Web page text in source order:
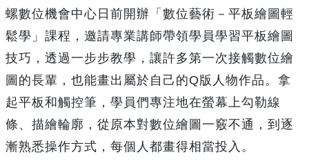
螺數位機會中心日前開辦「數位藝術－平板繪圖輕
鬆學」課程，邀請專業講師帶領學員學習平板繪圖
技巧，透過一步步教學，讓許多第一次接觸數位繪
圖的長輩，也能畫出屬於自己的Q版人物作品。拿
起平板和觸控筆，學員們專注地在螢幕上勾勒線
條、描繪輪廓，從原本對數位繪圖一竅不通，到逐
漸熟悉操作方式，每個人都畫得相當投入。